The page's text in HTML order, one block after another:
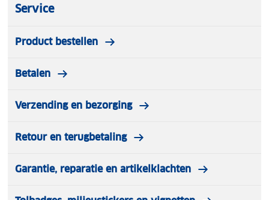
Service
Product bestellen
Betalen
Verzending en bezorging
Retour en terugbetaling
Garantie, reparatie en artikelklachten